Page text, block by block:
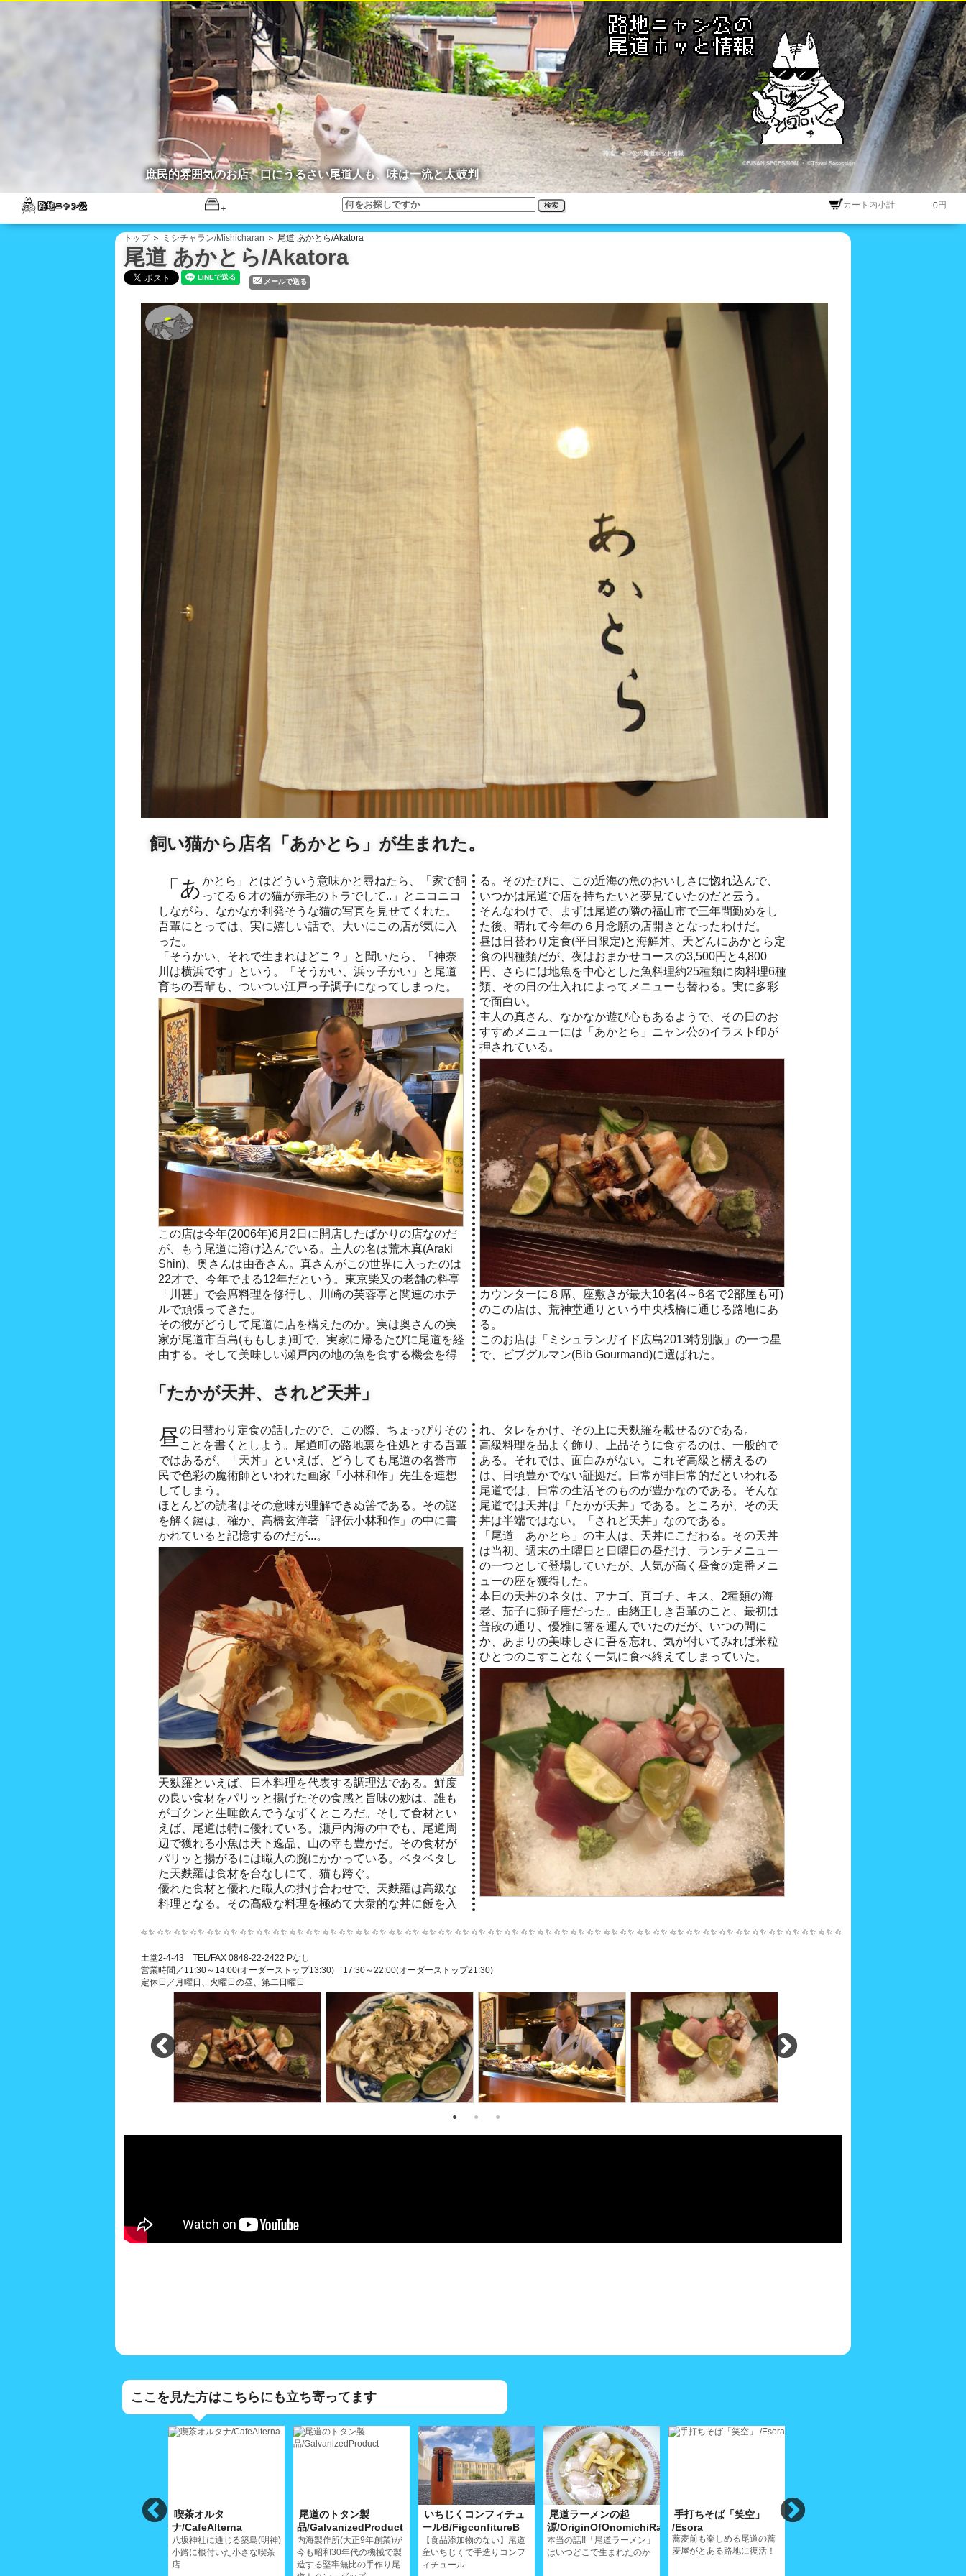
路地ニャン公の尾道ホット情報
©BISAN SECESSION・ ©Travel Secession
検索 カート内小計 円
庶民的雰囲気のお店、口にうるさい尾道人も、味は一流と太鼓判
トップ＞ ミシチャラン/Mishicharan ＞ 尾道 あかとら/Akatora
尾道 あかとら/Akatora
メールで送る
飼い猫から店名「あかとら」が生まれた。
「あかとら」とはどういう意味かと尋ねたら、「家で飼 ってる６才の猫が赤毛のトラでして..」とニコニコ
しながら、なかなか利発そうな猫の写真を見せてくれた。
吾輩にとっては、実に嬉しい話で、大いにこの店が気に入
った。
「そうかい、それで生まれはどこ？」と聞いたら、「神奈
川は横浜です」という。「そうかい、浜ッ子かい」と尾道
育ちの吾輩も、ついつい江戸っ子調子になってしまった。
この店は今年(2006年)6月2日に開店したばかりの店なのだ
が、もう尾道に溶け込んでいる。主人の名は荒木真(Araki
Shin)、奥さんは由香さん。真さんがこの世界に入ったのは
22才で、今年でまる12年だという。東京柴又の老舗の料亭
「川甚」で会席料理を修行し、川崎の芙蓉亭と関連のホテ
ルで頑張ってきた。
その彼がどうして尾道に店を構えたのか。実は奥さんの実
家が尾道市百島(ももしま)町で、実家に帰るたびに尾道を経
由する。そして美味しい瀬戸内の地の魚を食する機会を得
る。そのたびに、この近海の魚のおいしさに惚れ込んで、
いつかは尾道で店を持ちたいと夢見ていたのだと云う。
そんなわけで、まずは尾道の隣の福山市で三年間勤めをし
た後、晴れて今年の６月念願の店開きとなったわけだ。
昼は日替わり定食(平日限定)と海鮮丼、天どんにあかとら定
食の四種類だが、夜はおまかせコースの3,500円と4,800
円、さらには地魚を中心とした魚料理約25種類に肉料理6種
類、その日の仕入れによってメニューも替わる。実に多彩
で面白い。
主人の真さん、なかなか遊び心もあるようで、その日のお
すすめメニューには「あかとら」ニャン公のイラスト印が
押されている。
カウンターに８席、座敷きが最大10名(4～6名で2部屋も可)
のこの店は、荒神堂通りという中央桟橋に通じる路地にあ
る。
このお店は「ミシュランガイド広島2013特別版」の一つ星
で、ビブグルマン(Bib Gourmand)に選ばれた。
「たかが天丼、されど天丼」
昼の日替わり定食の話したので、この際、ちょっぴりそのことを書くとしよう。尾道町の路地裏を住処とする吾輩
ではあるが、「天丼」といえば、どうしても尾道の名誉市
民で色彩の魔術師といわれた画家「小林和作」先生を連想
してしまう。
ほとんどの読者はその意味が理解できぬ筈である。その謎
を解く鍵は、確か、高橋玄洋著「評伝小林和作」の中に書
かれていると記憶するのだが...。
天麩羅といえば、日本料理を代表する調理法である。鮮度
の良い食材をパリッと揚げたその食感と旨味の妙は、誰も
がゴクンと生唾飲んでうなずくところだ。そして食材とい
えば、尾道は特に優れている。瀬戸内海の中でも、尾道周
辺で獲れる小魚は天下逸品、山の幸も豊かだ。その食材が
パリッと揚がるには職人の腕にかかっている。ベタベタし
た天麩羅は食材を台なしにて、猫も跨ぐ。
優れた食材と優れた職人の掛け合わせで、天麩羅は高級な
料理となる。その高級な料理を極めて大衆的な丼に飯を入
れ、タレをかけ、その上に天麩羅を載せるのである。
高級料理を品よく飾り、上品そうに食するのは、一般的で
ある。それでは、面白みがない。これぞ高級と構えるの
は、日頃豊かでない証拠だ。日常が非日常的だといわれる
尾道では、日常の生活そのものが豊かなのである。そんな
尾道では天丼は「たかが天丼」である。ところが、その天
丼は半端ではない。「されど天丼」なのである。
「尾道 あかとら」の主人は、天丼にこだわる。その天丼
は当初、週末の土曜日と日曜日の昼だけ、ランチメニュー
の一つとして登場していたが、人気が高く昼食の定番メニ
ューの座を獲得した。
本日の天丼のネタは、アナゴ、真ゴチ、キス、2種類の海
老、茄子に獅子唐だった。由緒正しき吾輩のこと、最初は
普段の通り、優雅に箸を運んでいたのだが、いつの間に
か、あまりの美味しさに吾を忘れ、気が付いてみれば米粒
ひとつのこすことなく一気に食べ終えてしまっていた。
土堂2-4-43 TEL/FAX 0848-22-2422 Pなし
営業時間／11:30～14:00(オーダーストップ13:30) 17:30～22:00(オーダーストップ21:30)
定休日／月曜日、火曜日の昼、第二日曜日
ここを見た方はこちらにも立ち寄ってます
堂/TakaharaSeikichiShokudo
喫茶オルタ
ナ/CafeAlterna
八坂神社に通じる築島(明神)
小路に根付いた小さな喫茶
店
尾道のトタン製
品/GalvanizedProduct
内海製作所(大正9年創業)が
今も昭和30年代の機械で製
造する堅牢無比の手作り尾
いちじくコンフィチュ
ールB/FigconfitureB
【食品添加物のない】尾道
産いちじくで手造りコンフ
ィチュール
尾道ラーメンの起
源/OriginOfOnomichiRamen
本当の話!!「尾道ラーメン」
はいつどこで生まれたのか
手打ちそば「笑空」
/Esora
蕎麦前も楽しめる尾道の蕎
麦屋がとある路地に復活！
スパゲティ食堂 カサリ